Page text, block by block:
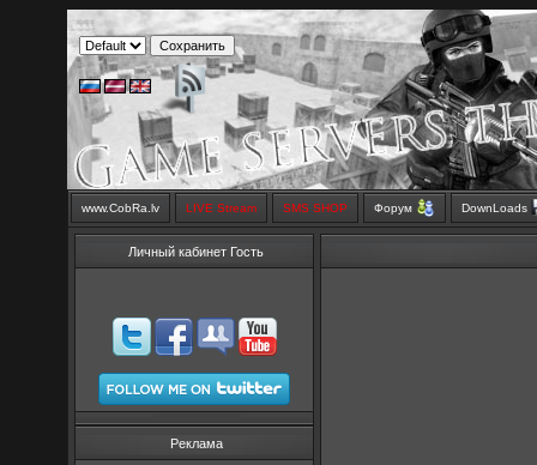
www.CobRa.lv LIVE Stream SMS SHOP Форум DownLoads
Личный кабинет Гость
Реклама